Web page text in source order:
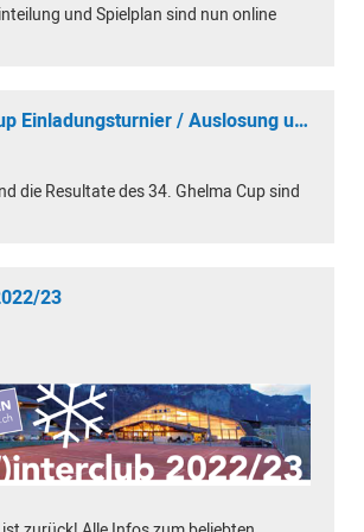
und Spielplan sind nun online
34. Ghelma Cup Einladungsturnier / Auslosung und Resultate
die Resultate des 34. Ghelma Cup sind
23